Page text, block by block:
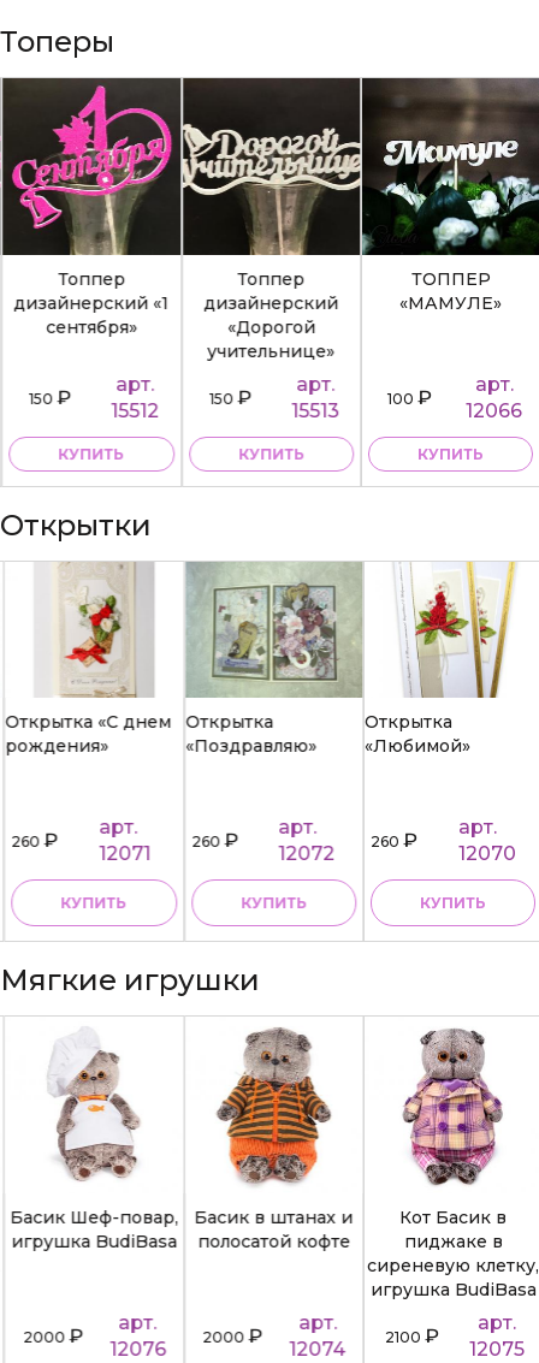
Топеры
Топпер
дизайнерский «1
сентября»
150 ₽
арт.
15512
КУПИТЬ
Топпер
дизайнерский
«Дорогой
учительнице»
150 ₽
арт.
15513
КУПИТЬ
ТОППЕР
«МАМУЛЕ»
100 ₽
арт.
12066
КУПИТЬ
Открытки
Открытка «С днем
рождения»
260₽
арт.
12071
КУПИТЬ
Открытка
«Поздравляю»
260₽
арт.
12072
КУПИТЬ
Открытка
«Любимой»
260 ₽
арт.
12070
КУПИТЬ
Мягкие игрушки
Басик Шеф-повар,
игрушка BudiBasa
2000₽
арт.
12076
Басик в штанах и
полосатой кофте
2000₽
арт.
12074
Кот Басик в
пиджаке в
сиреневую клетку,
игрушка BudiBasa
2100 ₽
арт.
12075